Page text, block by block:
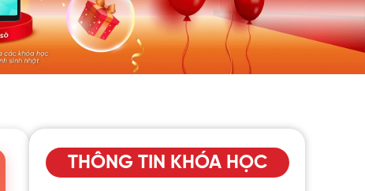
THÔNG TIN KHÓA HỌC